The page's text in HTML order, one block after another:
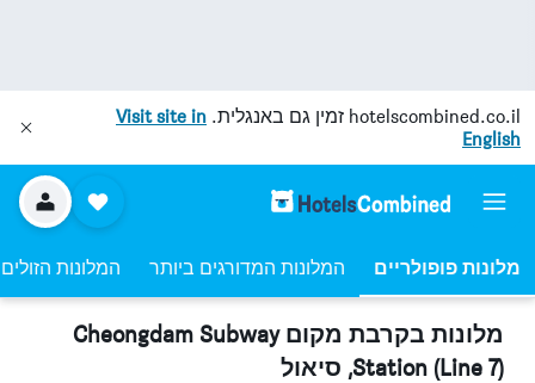
hotelscombined.co.il זמין גם באנגלית. Visit site in
English
מלונות פופולריים המלונות המדורגים ביותר המלונות
מלונות בקרבת מקום Cheongdam Subway
Station (Line 7), סיאול